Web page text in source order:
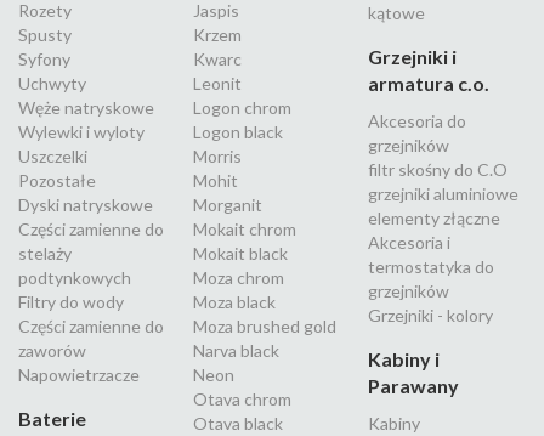
Rozety
Spusty
Syfony
Uchwyty
Węże natryskowe
Wylewki i wyloty
Uszczelki
Pozostałe
Dyski natryskowe
Części zamienne do
stelaży
podtynkowych
Filtry do wody
Części zamienne do
zaworów
Napowietrzacze
Baterie
Jaspis
Krzem
Kwarc
Leonit
Logon chrom
Logon black
Morris
Mohit
Morganit
Mokait chrom
Mokait black
Moza chrom
Moza black
Moza brushed gold
Narva black
Neon
Otava chrom
Otava black
kątowe
Grzejniki i
armatura c.o.
Akcesoria do
grzejników
filtr skośny do C.O
grzejniki aluminiowe
elementy złączne
Akcesoria i
termostatyka do
grzejników
Grzejniki - kolory
Kabiny i
Parawany
Kabiny